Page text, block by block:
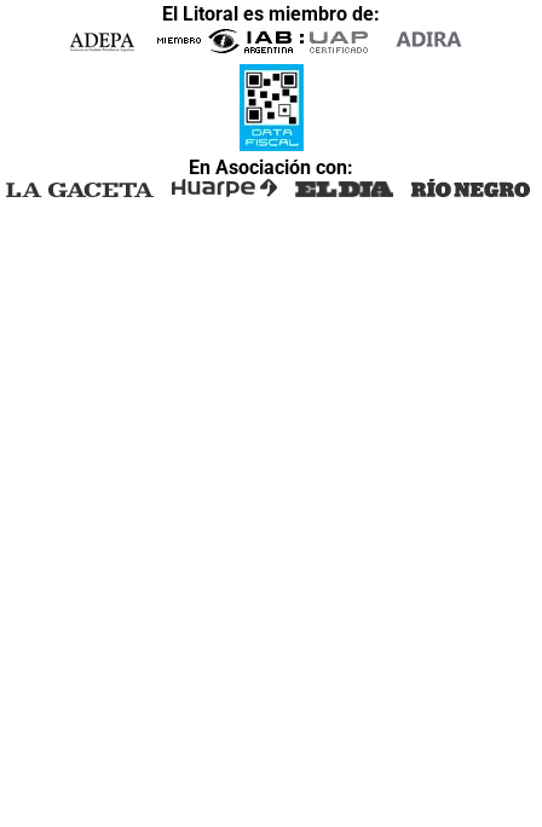
El Litoral es miembro de:
En Asociación con: